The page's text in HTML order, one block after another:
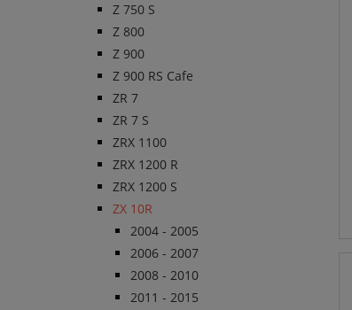
Z 750 S
Z 800
Z 900
Z 900 RS Cafe
ZR 7
ZR 7 S
ZRX 1100
ZRX 1200 R
ZRX 1200 S
ZX 10R
2004 - 2005
2006 - 2007
2008 - 2010
2011 - 2015